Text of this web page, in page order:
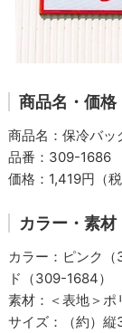
商品名・価格
商品名：保冷バッ
品番：309-1686
価格：1,419円（税
カラー・素
カラー：ピンク
ド（309-1684）
素材：＜表地＞ポ
サイズ：（約）